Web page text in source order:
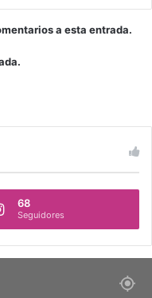
a esta entrada.
68
Seguidores